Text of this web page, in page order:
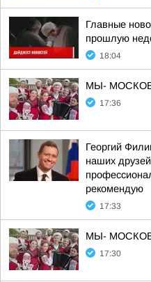
Главные
прошлую
18:04
МЫ-
17:36
Георгий
наших
рекомендую
17:33
МЫ-
17:30